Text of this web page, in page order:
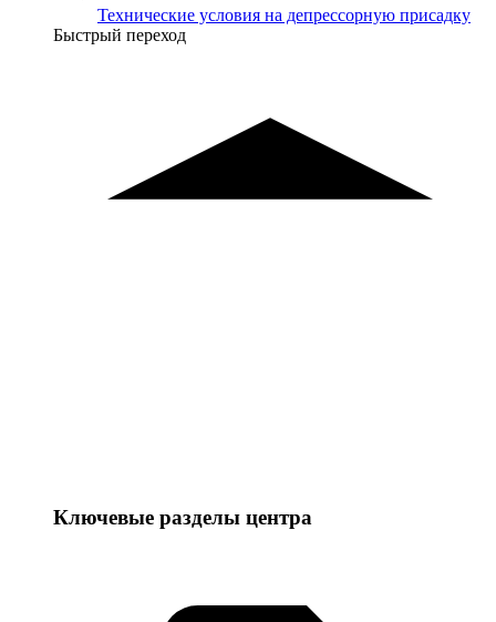
Технические условия на депрессорную присадку
Быстрый переход
Ключевые разделы центра